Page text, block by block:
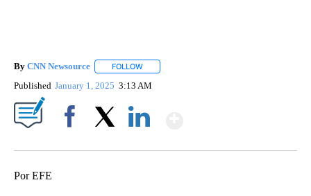
By CNN Newsource FOLLOW
Published January 1, 2025 3:13 AM
Por EFE